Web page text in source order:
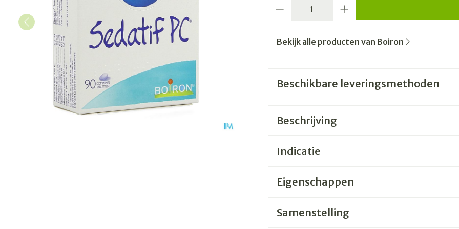
Bekijk alle producten van Boiron
Beschikbare leveringsmethoden
Beschrijving
Indicatie
Eigenschappen
Samenstelling